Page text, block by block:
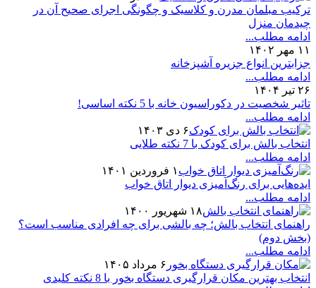
ترکیب مبلمان مدرن و کلاسیک و چگونگی اجرای صحیح آن در
چیدمان منزل
ادامه مطلب...
۱۱ مهر ۱۴۰۲
جزابترین انواع جزیره آشپزخانه
ادامه مطلب...
۲۶ تیر ۱۴۰۴
تاثیر شخصیت در دکوراسیون خانه با 5 نکته اساسی!
ادامه مطلب...
۶ دی ۱۴۰۳
انتخاب بالش برای کودک با 7 نکته طلایی
ادامه مطلب...
۱ فروردین ۱۴۰۱
ایده‌هایی برای رنگ‌آمیزی دیوار اتاق خواب
ادامه مطلب...
۱۸ شهریور ۱۴۰۰
راهنمای انتخاب بالش؛ چه بالشی برای چه افرادی مناسب است؟
(بخش دوم)
ادامه مطلب...
۶ مرداد ۱۴۰۵
انتخاب بهترین مکان قرارگیری دستگاه بخور با 8 نکته کلیدی